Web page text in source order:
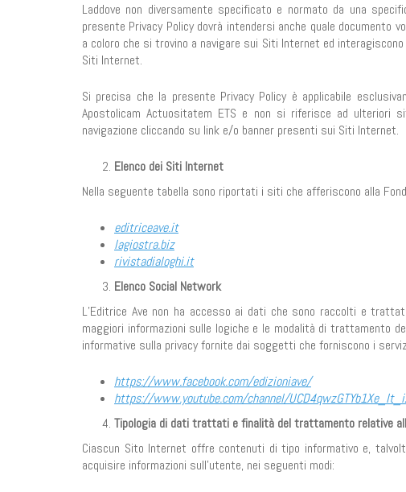
Laddove non diversamente specificato e normato da una
presente Privacy Policy dovrà intendersi anche quale
a coloro che si trovino a navigare sui Siti Internet ed
Siti Internet.
Si precisa che la presente Privacy Policy è applicabile
Apostolicam Actuositatem ETS e non si riferisce ad ulteriori
navigazione cliccando su link e/o banner presenti sui Siti Internet.
Elenco dei Siti Internet
Nella seguente tabella sono riportati i siti che afferiscono alla
editriceave.it
lagiostra.biz
rivistadialoghi.it
Elenco Social Network
L’Editrice Ave non ha accesso ai dati che sono raccolti e
maggiori informazioni sulle logiche e le modalità di trattamento
informative sulla privacy fornite dai soggetti che forniscono i
https://www.facebook.com/edizioniave/
https://www.youtube.com/channel/
Tipologia di dati trattati e finalità del trattamento relative
Ciascun Sito Internet offre contenuti di tipo informativo e,
acquisire informazioni sull’utente, nei seguenti modi: